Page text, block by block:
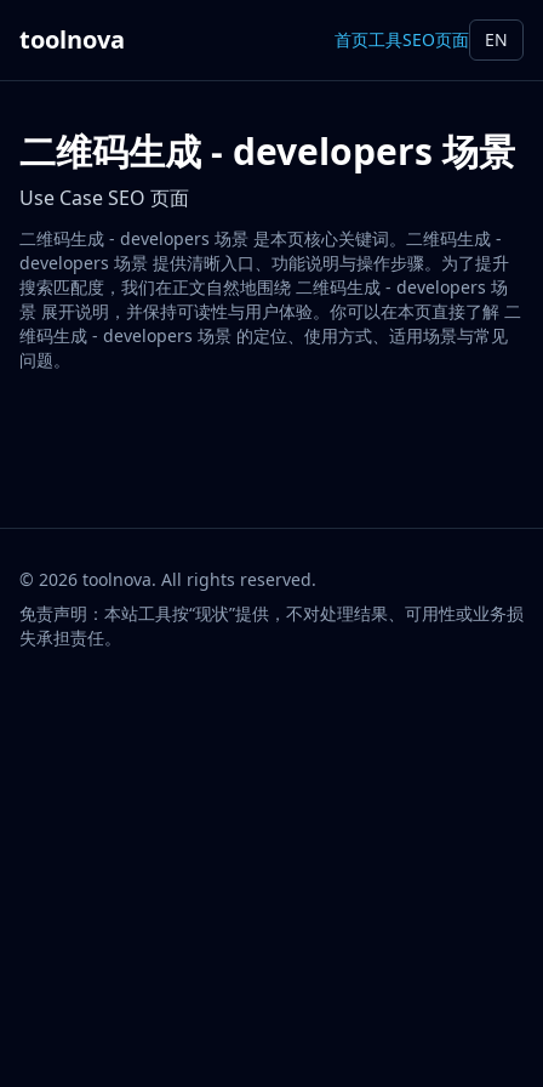
toolnova 首页工具SEO页面 EN
二维码生成 - developers 场景
Use Case SEO 页面
二维码生成 - developers 场景 是本页核心关键词。二维码生成 -
developers 场景 提供清晰入口、功能说明与操作步骤。为了提升
搜索匹配度，我们在正文自然地围绕 二维码生成 - developers 场
景 展开说明，并保持可读性与用户体验。你可以在本页直接了解 二
维码生成 - developers 场景 的定位、使用方式、适用场景与常见
问题。
© 2026 toolnova. All rights reserved.
免责声明：本站工具按“现状”提供，不对处理结果、可用性或业务损
失承担责任。